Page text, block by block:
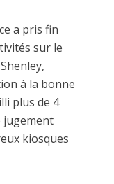
a pris fin
sur le
à la bonne
plus de 4
jugement
kiosques